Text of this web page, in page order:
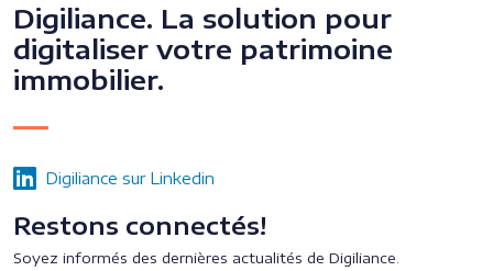
Digiliance. La solution pour
digitaliser votre patrimoine
immobilier.
Digiliance sur Linkedin
Restons connectés!
Soyez informés des dernières actualités de Digiliance.